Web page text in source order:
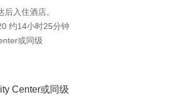
入住酒店。
约14小时25分钟
或同级
Center或同级